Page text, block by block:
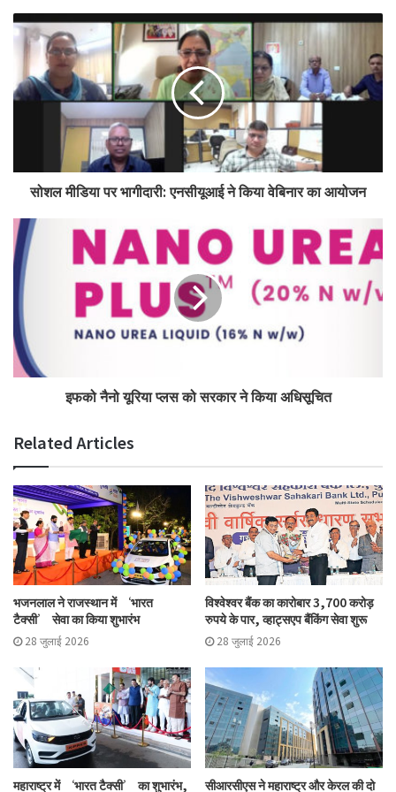
यह दंड, बैंककारी विनियमन अधिनियम, 1949 की धाराओं 46(4)(i) और 56 के
साथ पठित धारा 47ए(1)(सी) के अंतर्गत भारतीय रिज़र्व बैंक को प्रदत्त शक्तियों का
प्रयोग करते हुए लगाया गया है।
breaking cooperative penalty
सोशल मीडिया पर भागीदारी: एनसीयूआई ने किया वेबिनार का आयोजन
इफको नैनो यूरिया प्‍लस को सरकार ने किया अधिसूचित
Related Articles
भजनलाल ने राजस्थान में ‘भारत
टैक्सी’ सेवा का किया शुभारंभ
28 जुलाई 2026
विश्वेश्वर बैंक का कारोबार 3,700 करोड़
रुपये के पार, व्हाट्सएप बैंकिंग सेवा शुरू
28 जुलाई 2026
महाराष्ट्र में ‘भारत टैक्सी’ का शुभारंभ, सीआरसीएस ने महाराष्ट्र और केरल की दो